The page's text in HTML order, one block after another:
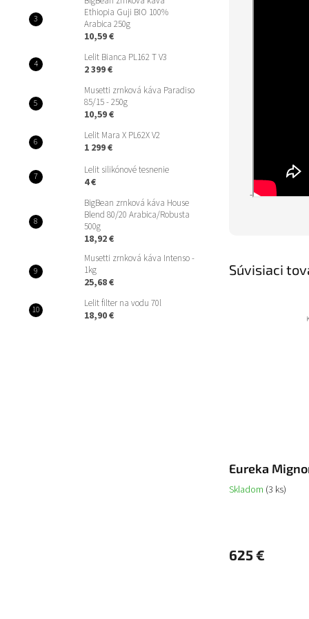
Ethiopia Guji BIO 100%
Arabica 250g
10,59 €
Lelit Bianca PL162 T V3
2 399 €
Musetti zrnková káva Paradiso
85/15 - 250g
10,59 €
Lelit Mara X PL62X V2
1 299 €
Lelit silikónové tesnenie
4 €
BigBean zrnková káva House
Blend 80/20 Arabica/Robusta
500g
18,92 €
Musetti zrnková káva Intenso -
1kg
25,68 €
Lelit filter na vodu 70l
18,90 €
-
Súvisiaci
Eureka
Skladom (3 ks)
625 €